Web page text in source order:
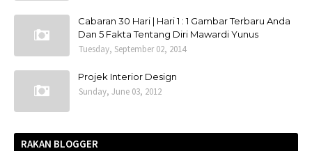
Cabaran 30 Hari | Hari 1 : 1 Gambar Terbaru Anda
Dan 5 Fakta Tentang Diri Mawardi Yunus
Tuesday, September 02, 2014
Projek Interior Design
Sunday, June 03, 2012
RAKAN BLOGGER